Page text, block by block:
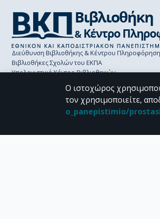
Διεύθυνση Βιβλιοθήκης & Κέντρου
Βιβλιοθήκες Σχολών του ΕΚΠΑ
Υπολογιστικό Κέντρο Βιβλιοθηκών
Ο ιστοχώρος
τον χρησιμοποιείτε,
o_panepistimio/